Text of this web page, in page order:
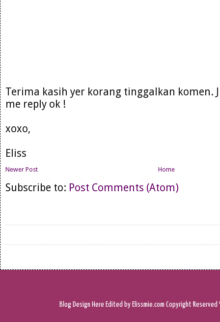
Terima kasih yer korang tinggalkan komen.
me reply ok !
xoxo,
Eliss
Newer Post Home
Subscribe to: Post Comments (Atom)
Blog Design Here Edited by Elissmie.com Copyright Reserved